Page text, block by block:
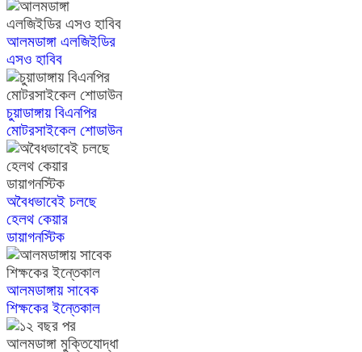
আলমডাঙ্গা এলজিইডির
এসও হাবিব
চুয়াডাঙ্গায় বিএনপির
মোটরসাইকেল শোডাউন
অবৈধভাবেই চলছে
হেলথ কেয়ার
ডায়াগনস্টিক
আলমডাঙ্গায় সাবেক
শিক্ষকের ইন্তেকাল